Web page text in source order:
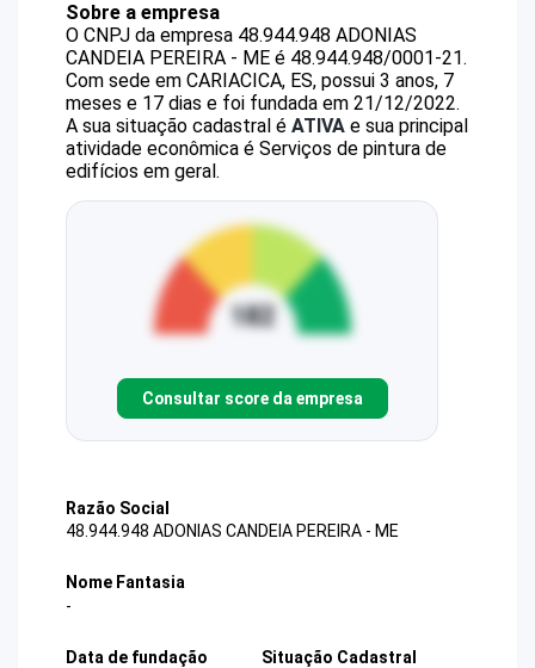
Sobre a empresa
O CNPJ da empresa 48.944.948 ADONIAS
CANDEIA PEREIRA - ME é 48.944.948/0001-21.
Com sede em CARIACICA, ES, possui 3 anos, 7
meses e 17 dias e foi fundada em 21/12/2022.
A sua situação cadastral é ATIVA e sua principal
atividade econômica é Serviços de pintura de
edifícios em geral.
Consultar score da empresa
Razão Social
48.944.948 ADONIAS CANDEIA PEREIRA - ME
Nome Fantasia
-
Data de fundação
Situação Cadastral